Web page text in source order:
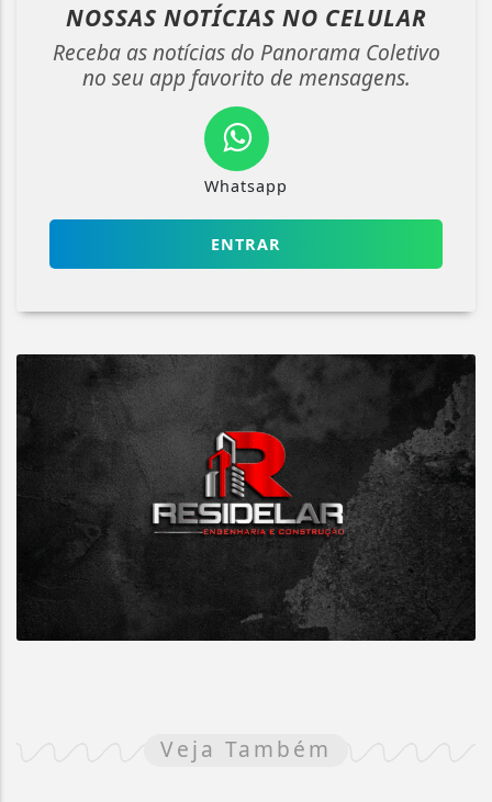
NOSSAS NOTÍCIAS NO CELULAR
Receba as notícias do Panorama Coletivo
no seu app favorito de mensagens.
Whatsapp
ENTRAR
Veja Também